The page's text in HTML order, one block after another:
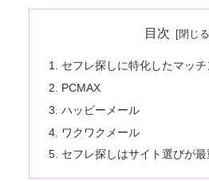
目次
セフレ探しに特化したマッ
PCMAX
ハッピーメール
ワクワクメール
セフレ探しはサイト選びが最